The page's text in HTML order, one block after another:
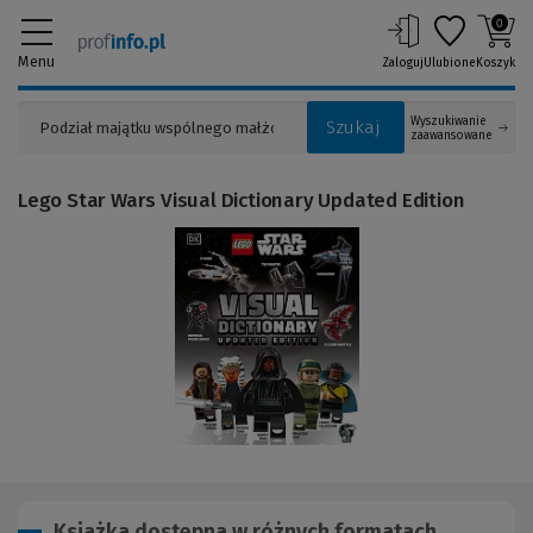
Menu
Szukaj
Wyszukiwanie
zaawansowane
ZalogujUlubione
0
Koszyk
Lego Star Wars Visual Dictionary Updated Edition